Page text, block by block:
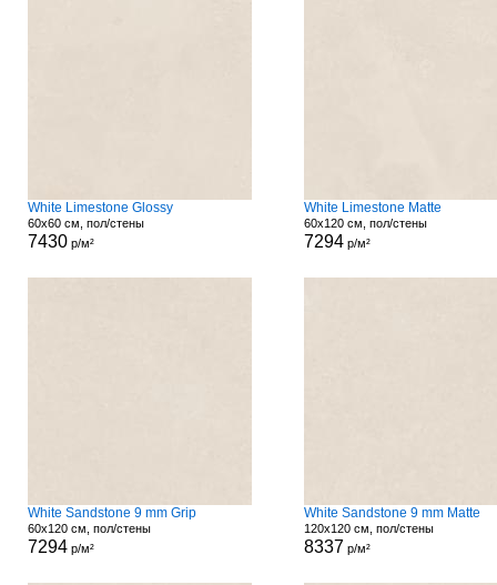
White Limestone Glossy
60x60 см, пол/стены
7430 р/м²
White Limestone Matte
60x120 см, пол/стены
7294 р/м²
White Sandstone 9 mm Grip
60x120 см, пол/стены
7294 р/м²
White Sandstone 9 mm Matte
120x120 см, пол/стены
8337 р/м²